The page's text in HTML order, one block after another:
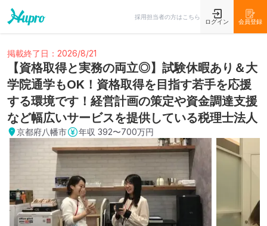
採用担当者の方はこちら
ログイン 会員登録
掲載終了日：2026/8/21
【資格取得と実務の両立◎】試験休暇あり＆大
学院通学もOK！資格取得を目指す若手を応援
する環境です！経営計画の策定や資金調達支援
など幅広いサービスを提供している税理士法人
京都府八幡市 年収 392〜700万円